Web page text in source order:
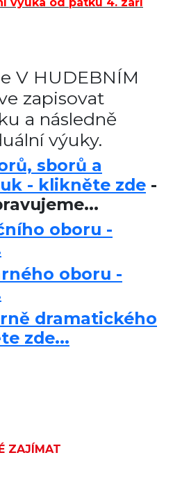
V HUDEBNÍM
zapisovat
a následně
výuky.
sborů a
- klikněte zde -
oboru -
oboru -
dramatického
zde...
ZAJÍMAT